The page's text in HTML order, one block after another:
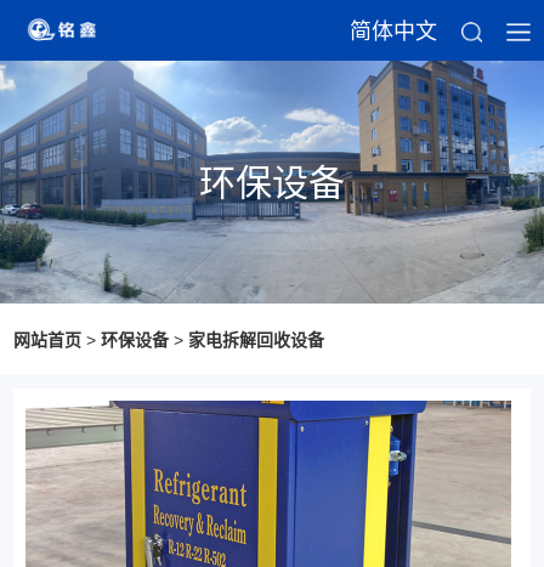
简体中文
环保设备
网站首页 >环保设备> 家电拆解回收设备